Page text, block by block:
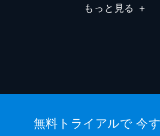
もっと見る ＋
無料トライアルで 今